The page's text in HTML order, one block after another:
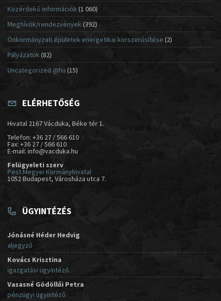
Közérdekű információk(1 060)
Meghívók/rendezvények (392)
Önkormányzati épületek energetikai korszerűsítése (2)
Pályázatok (82)
Uncategorized @hu (15)
ELÉRHETŐSÉG
Hivatal 2167 Vácduka, Béke tér 1.
Telefon: +36 27 / 566 610
Fax: +36 27 / 566 610
E-mail: info@vacduka.hu
Felügyeleti szerv
Pest Megyei Kormányhivatal
1052 Budapest, Városháza utca 7.
ÜGYINTÉZÉS
Jónásné Héder Hedvig
aljegyző
Kovács Krisztina
igazgatási ügyintéző
Vasasné Gödöllői Petra
pénzügyi ügyintéző